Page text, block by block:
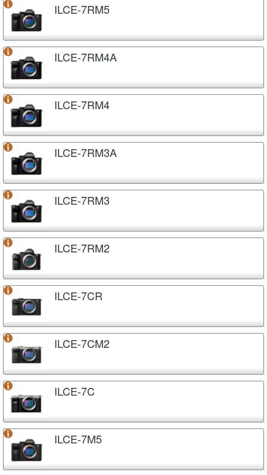
ILCE-7RM5
ILCE-7RM4A
ILCE-7RM4
ILCE-7RM3A
ILCE-7RM3
ILCE-7RM2
ILCE-7CR
ILCE-7CM2
ILCE-7C
ILCE-7M5